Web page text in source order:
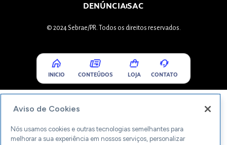
DENÚNCIASAC
© 2024 Sebrae/PR. Todos os direitos reservados.
INICIO CONTEÚDOS LOJA CONTATO
Aviso de Cookies
Nós usamos cookies e outras tecnologias semelhantes para
melhorar a sua experiência em nossos serviços, personalizar